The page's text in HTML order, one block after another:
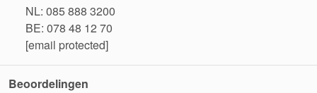
NL: 085 888 3200
BE: 078 48 12 70
[email protected]
Beoordelingen